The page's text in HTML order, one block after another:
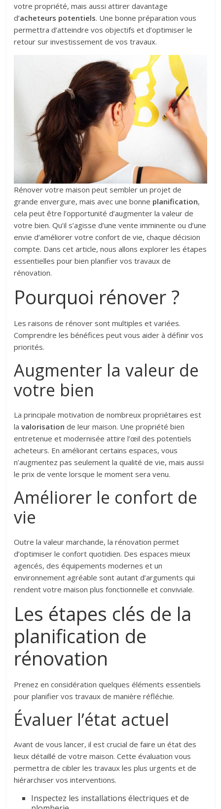
votre propriété, mais aussi attirer davantage
d’acheteurs potentiels. Une bonne préparation vous
permettra d’atteindre vos objectifs et d’optimiser le
retour sur investissement de vos travaux.
Rénover votre maison peut sembler un projet de
grande envergure, mais avec une bonne planification,
cela peut être l’opportunité d’augmenter la valeur de
votre bien. Qu’il s’agisse d’une vente imminente ou d’une
envie d’améliorer votre confort de vie, chaque décision
compte. Dans cet article, nous allons explorer les étapes
essentielles pour bien planifier vos travaux de
rénovation.
Pourquoi rénover ?
Les raisons de rénover sont multiples et variées.
Comprendre les bénéfices peut vous aider à définir vos
priorités.
Augmenter la valeur de
votre bien
La principale motivation de nombreux propriétaires est
lavalorisation de leur maison. Une propriété bien
entretenue et modernisée attire l’œil des potentiels
acheteurs. En améliorant certains espaces, vous
n’augmentez pas seulement la qualité de vie, mais aussi
le prix de vente lorsque le moment sera venu.
Améliorer le confort de
vie
Outre la valeur marchande, la rénovation permet
d’optimiser le confort quotidien. Des espaces mieux
agencés, des équipements modernes et un
environnement agréable sont autant d’arguments qui
rendent votre maison plus fonctionnelle et conviviale.
Les étapes clés de la
planification de
rénovation
Prenez en considération quelques éléments essentiels
pour planifier vos travaux de manière réfléchie.
Évaluer l’état actuel
Avant de vous lancer, il est crucial de faire un état des
lieux détaillé de votre maison. Cette évaluation vous
permettra de cibler les travaux les plus urgents et de
hiérarchiser vos interventions.
Inspectez les installations électriques et de